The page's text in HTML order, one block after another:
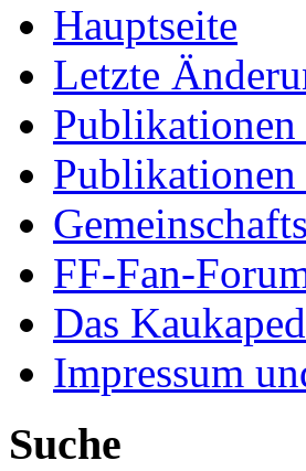
Hauptseite
Letzte
Publikationen
FF-Fan-
Das
Impressum
Suche